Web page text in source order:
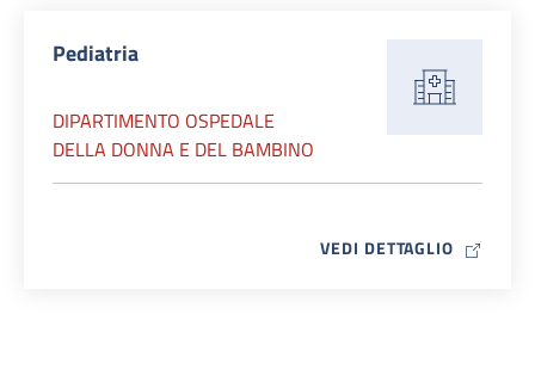
Pediatria
DIPARTIMENTO OSPEDALE
DELLA DONNA E DEL BAMBINO
VEDI DETTAGLIO MAP ICON